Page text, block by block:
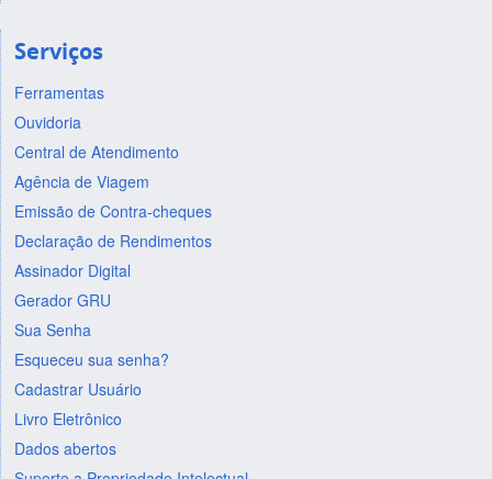
Serviços
Ferramentas
Ouvidoria
Central de Atendimento
Agência de Viagem
Emissão de Contra-cheques
Declaração de Rendimentos
Assinador Digital
Gerador GRU
Sua Senha
Esqueceu sua senha?
Cadastrar Usuário
Livro Eletrônico
Dados abertos